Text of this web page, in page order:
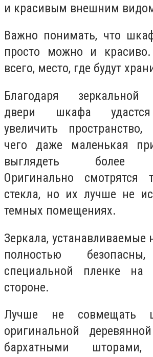
и красивым внешним
Важно понимать, что
просто можно и
всего, место, где будут
Благодаря зеркальной
двери шкафа удастся
увеличить пространство,
чего даже маленькая
выглядеть более
Оригинально смотрятся
стекла, но их лучше не
темных помещениях.
Зеркала, устанавливаемые
полностью
специальной пленке на
стороне.
Лучше не совмещать
оригинальной
бархатными